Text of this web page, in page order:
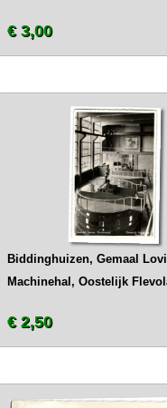
€ 3,00
Biddinghuizen, Gemaal
Machinehal, Oostelijk
€ 2,50